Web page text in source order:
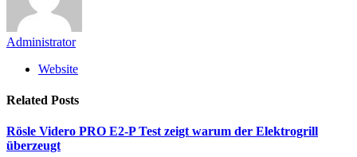
Administrator
Website
Related Posts
Rösle Videro PRO E2-P Test zeigt warum der Elektrogrill
überzeugt